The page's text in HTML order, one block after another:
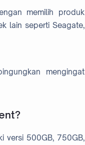
memilih produk
lain seperti Seagate,
mengingat
versi 500GB, 750GB,